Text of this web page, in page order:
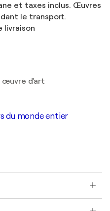
et taxes inclus. Œuvres
le transport.
livraison
œuvre d'art
du monde entier